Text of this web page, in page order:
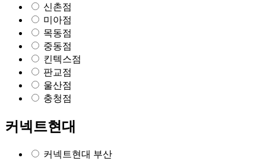
신촌점
미아점
목동점
중동점
킨텍스점
판교점
울산점
충청점
커넥트현대
커넥트현대 부산